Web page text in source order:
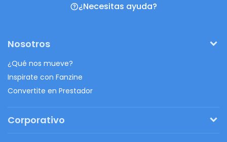
¿Necesitas ayuda?
Nosotros
¿Qué nos mueve?
Inspirate con Fanzine
Convertite en Prestador
Corporativo